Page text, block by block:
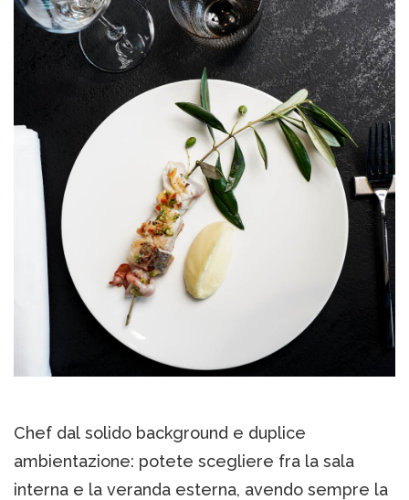
Chef dal solido background e duplice
ambientazione: potete scegliere fra la sala
interna e la veranda esterna, avendo sempre la